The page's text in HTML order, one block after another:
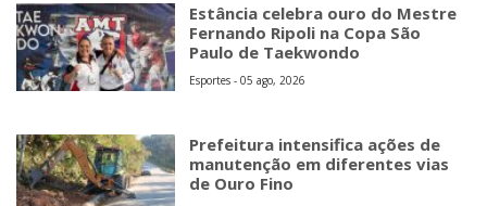
Estância celebra ouro do Mestre
Fernando Ripoli na Copa São
Paulo de Taekwondo
Esportes - 05 ago, 2026
Prefeitura intensifica ações de
manutenção em diferentes vias
de Ouro Fino